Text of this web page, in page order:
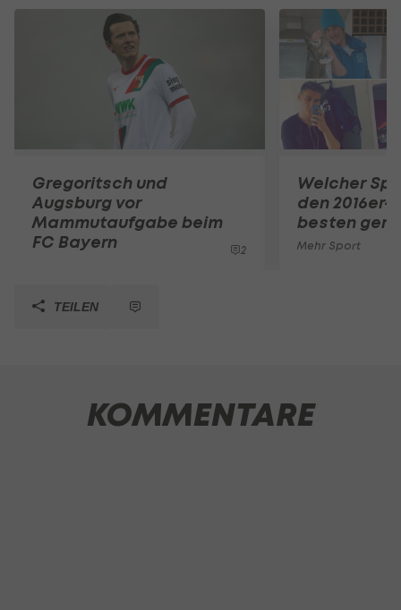
Gregoritsch und
Augsburg vor
Mammutaufgabe beim
FC Bayern
2
Welcher
den 2016er-
besten
Mehr Sport
TEILEN
KOMMENTARE